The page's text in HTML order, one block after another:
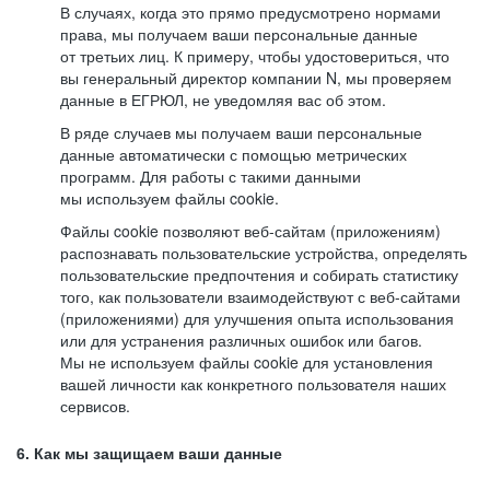
В случаях, когда это прямо предусмотрено нормами
права, мы получаем ваши персональные данные
от третьих лиц. К примеру, чтобы удостовериться, что
вы генеральный директор компании N, мы проверяем
данные в ЕГРЮЛ, не уведомляя вас об этом.
В ряде случаев мы получаем ваши персональные
данные автоматически с помощью метрических
программ. Для работы с такими данными
мы используем файлы cookie.
Файлы cookie позволяют веб-сайтам (приложениям)
распознавать пользовательские устройства, определять
пользовательские предпочтения и собирать статистику
того, как пользователи взаимодействуют с веб-сайтами
(приложениями) для улучшения опыта использования
или для устранения различных ошибок или багов.
Мы не используем файлы cookie для установления
вашей личности как конкретного пользователя наших
сервисов.
6. Как мы защищаем ваши данные